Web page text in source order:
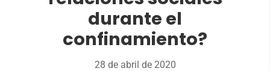
durante el
confinamiento?
28 de abril de 2020